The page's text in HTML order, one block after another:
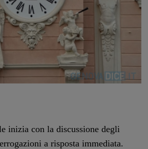
inizia con la discussione degli
a risposta immediata.